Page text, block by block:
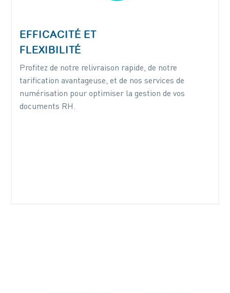
EFFICACITÉ ET
FLEXIBILITÉ
Profitez de notre relivraison rapide, de notre
tarification avantageuse, et de nos services de
numérisation pour optimiser la gestion de vos
documents RH.